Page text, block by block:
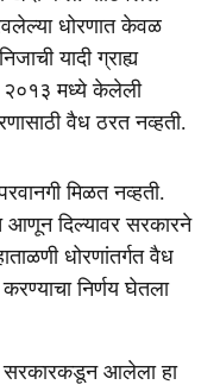
धोरणात केवळ
यादी ग्राह्य
२०१३ मध्ये केलेली
वैध ठरत नव्हती.
मिळत नव्हती.
आणून दिल्यावर सरकारने
धोरणांतर्गत वैध
निर्णय घेतला
सरकारकडून आलेला हा